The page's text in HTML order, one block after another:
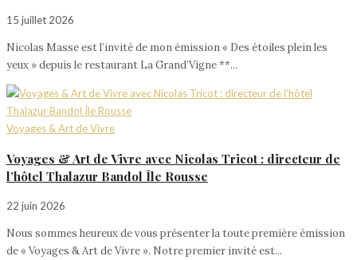
15 juillet 2026
Nicolas Masse est l’invité de mon émission « Des étoiles plein les
yeux » depuis le restaurant La Grand’Vigne **...
Voyages & Art de Vivre
Voyages & Art de Vivre avec Nicolas Tricot : directeur de
l’hôtel Thalazur Bandol Île Rousse
22 juin 2026
Nous sommes heureux de vous présenter la toute première émission
de « Voyages & Art de Vivre ». Notre premier invité est...